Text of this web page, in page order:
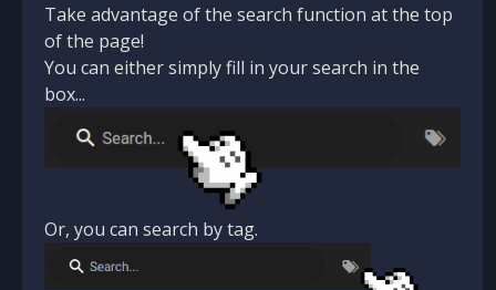
Take advantage of the search function at the top
of the page!
You can either simply fill in your search in the
box...
Or, you can search by tag.